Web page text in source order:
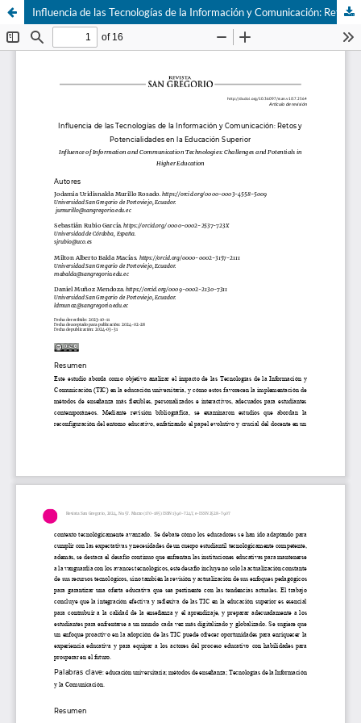
Influencia de las Tecnologías de la Información y Comunicación: Retos y Potencialidades en la Educación Superior